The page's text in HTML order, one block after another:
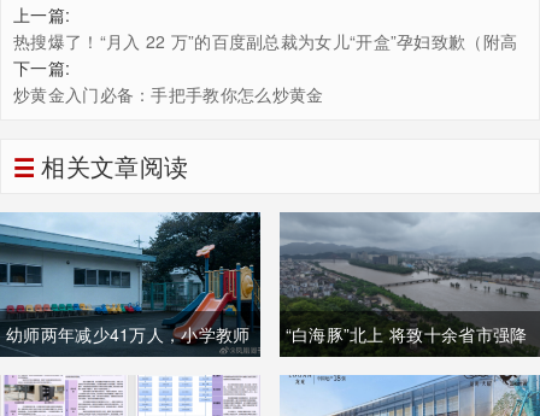
上一篇:
热搜爆了！“月入 22 万”的百度副总裁为女儿“开盒”孕妇致歉（附高
管翻车史）
下一篇:
炒黄金入门必备：手把手教你怎么炒黄金
相关文章阅读
幼师两年减少41万人，小学教师
向城区流动
“白海豚”北上 将致十余省市强降
雨